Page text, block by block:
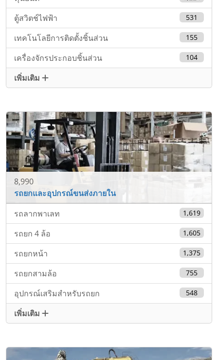
ตู้สวิตช์ไฟฟ้า 531
เทคโนโลยีการติดตั้งชิ้นส่วน 155
เครื่องจักรประกอบชิ้นส่วน 104
เพิ่มเติม
8,990
รถยกและอุปกรณ์ขนส่งภายใน
รถลากพาเลท
1,619
รถยก 4 ล้อ 1,605
รถยกหน้า 1,375
รถยกสามล้อ 755
อุปกรณ์เสริมสำหรับรถยก 548
เพิ่มเติม